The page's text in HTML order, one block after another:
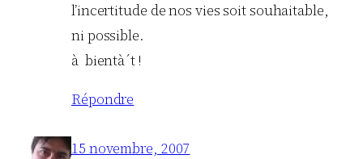
l’incertitude de nos vies soit souhaitable,
ni possible.
à bientà´t !
Répondre
15 novembre, 2007